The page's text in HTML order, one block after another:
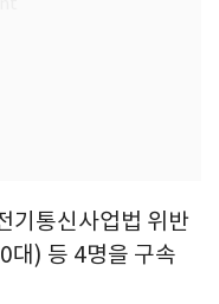
기통신사업법 위반
대) 등 4명을 구속